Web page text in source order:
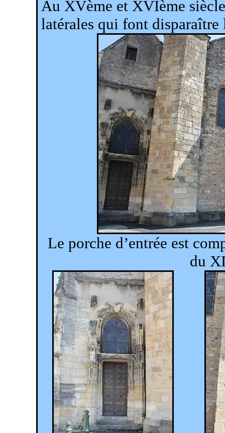
Au XVème et XVIème
latérales qui font
Le porche d’entrée est
du